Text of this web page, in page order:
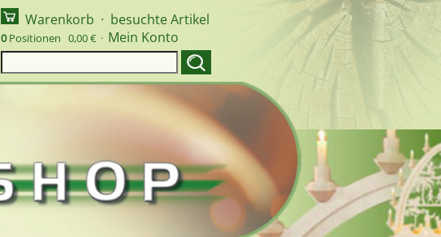
Warenkorb · besuchte Artikel
0Positionen 0,00 € · Mein Konto